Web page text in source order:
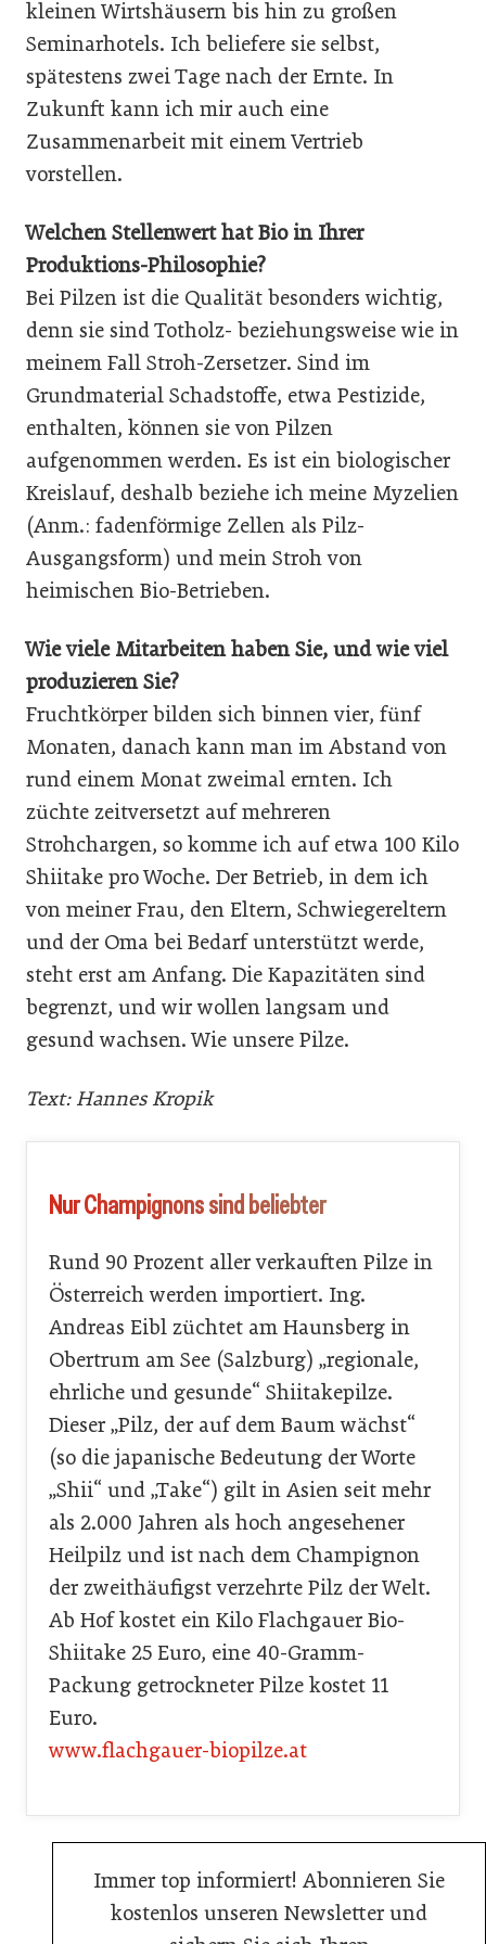
kleinen Wirtshäusern bis hin zu großen
Seminarhotels. Ich beliefere sie selbst,
spätestens zwei Tage nach der Ernte. In
Zukunft kann ich mir auch eine
Zusammenarbeit mit einem Vertrieb
vorstellen.
Welchen Stellenwert hat Bio in Ihrer
Produktions-Philosophie?
Bei Pilzen ist die Qualität besonders wichtig,
denn sie sind Tot­holz- beziehungsweise wie in
meinem Fall Stroh-Zersetzer. Sind im
Grundmaterial Schadstoffe, etwa Pestizide,
enthalten, können sie von Pilzen
aufgenommen werden. Es ist ein biologischer
Kreislauf, deshalb beziehe ich meine Myzelien
(Anm.: fadenförmige Zellen als Pilz-
Ausgangsform) und mein Stroh von
heimischen Bio-Betrieben.
Wie viele Mitarbeiten haben Sie, und wie viel
produzieren Sie?
Fruchtkörper bilden sich binnen vier, fünf
Monaten, danach kann man im Abstand von
rund einem Monat zweimal ernten. Ich
züchte zeitversetzt auf mehreren
Strohchargen, so komme ich auf etwa 100 Kilo
Shiitake pro Woche. Der Betrieb, in dem ich
von meiner Frau, den Eltern, Schwiegereltern
und der Oma bei Bedarf unterstützt werde,
steht erst am Anfang. Die Kapazitäten sind
begrenzt, und wir wollen langsam und
gesund wachsen. Wie unsere Pilze.
Text: Hannes Kropik
Nur Champi­gnons sind ­beliebter
Rund 90 Prozent aller verkauften Pilze in
Österreich werden importiert. Ing.
Andreas Eibl züchtet am Haunsberg in
Obertrum am See (Salzburg) „regionale,
ehrliche und gesunde“ Shiitakepilze.
Dieser „Pilz, der auf dem Baum wächst“
(so die japanische Bedeutung der Worte
„Shii“ und „Take“) gilt in Asien seit mehr
als 2.000 Jahren als hoch angesehener
Heilpilz und ist nach dem Champignon
der zweithäufigst verzehrte Pilz der Welt.
Ab Hof kostet ein Kilo Flachgauer Bio-
Shiitake 25 Euro, eine 40-Gramm-
Packung getrockneter Pilze kostet 11
Euro.
www.flachgauer-biopilze.at
Immer top informiert! Abonnieren Sie
kostenlos unseren Newsletter und